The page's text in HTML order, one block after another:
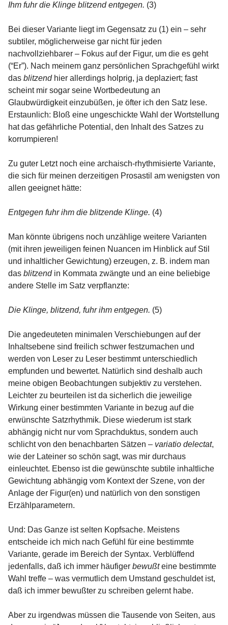
Ihm fuhr die Klinge blitzend entgegen. (3)
Bei dieser Variante liegt im Gegensatz zu (1) ein – sehr
subtiler, möglicherweise gar nicht für jeden
nachvollziehbarer – Fokus auf der Figur, um die es geht
(“Er”). Nach meinem ganz persönlichen Sprachgefühl wirkt
das blitzendhier allerdings holprig, ja deplaziert; fast
scheint mir sogar seine Wortbedeutung an
Glaubwürdigkeit einzubüßen, je öfter ich den Satz lese.
Erstaunlich: Bloß eine ungeschickte Wahl der Wortstellung
hat das gefährliche Potential, den Inhalt des Satzes zu
korrumpieren!
Zu guter Letzt noch eine archaisch-rhythmisierte Variante,
die sich für meinen derzeitigen Prosastil am wenigsten von
allen geeignet hätte:
Entgegen fuhr ihm die blitzende Klinge. (4)
Man könnte übrigens noch unzählige weitere Varianten
(mit ihren jeweiligen feinen Nuancen im Hinblick auf Stil
und inhaltlicher Gewichtung) erzeugen, z. B. indem man
das blitzendin Kommata zwängte und an eine beliebige
andere Stelle im Satz verpflanzte:
Die Klinge, blitzend, fuhr ihm entgegen. (5)
Die angedeuteten minimalen Verschiebungen auf der
Inhaltsebene sind freilich schwer festzumachen und
werden von Leser zu Leser bestimmt unterschiedlich
empfunden und bewertet. Natürlich sind deshalb auch
meine obigen Beobachtungen subjektiv zu verstehen.
Leichter zu beurteilen ist da sicherlich die jeweilige
Wirkung einer bestimmten Variante in bezug auf die
erwünschte Satzrhythmik. Diese wiederum ist stark
abhängig nicht nur vom Sprachduktus, sondern auch
schlicht von den benachbarten Sätzen – variatio delectat,
wie der Lateiner so schön sagt, was mir durchaus
einleuchtet. Ebenso ist die gewünschte subtile inhaltliche
Gewichtung abhängig vom Kontext der Szene, von der
Anlage der Figur(en) und natürlich von den sonstigen
Erzählparametern.
Und: Das Ganze ist selten Kopfsache. Meistens
entscheide ich mich nach Gefühl für eine bestimmte
Variante, gerade im Bereich der Syntax. Verblüffend
jedenfalls, daß ich immer häufiger bewußteine bestimmte
Wahl treffe – was vermutlich dem Umstand geschuldet ist,
daß ich immer bewußter zu schreiben gelernt habe.
Aber zu irgendwas müssen die Tausende von Seiten, aus